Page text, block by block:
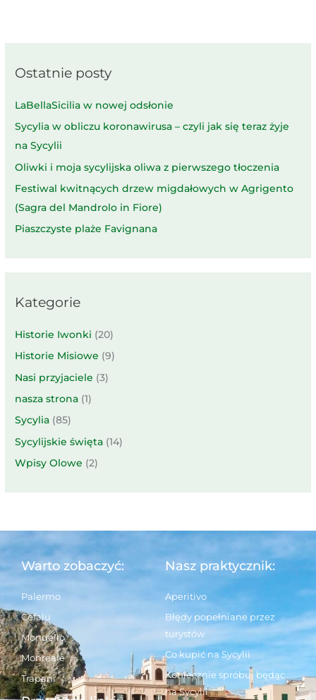
Ostatnie posty
LaBellaSicilia w nowej odsłonie
Sycylia w obliczu koronawirusa – czyli jak się teraz żyje
na Sycylii
Oliwki i moja sycylijska oliwa z pierwszego tłoczenia
Festiwal kwitnących drzew migdałowych w Agrigento
(Sagra del Mandrolo in Fiore)
Piaszczyste plaże Favignana
Kategorie
Historie Iwonki (20)
Historie Misiowe (9)
Nasi przyjaciele (3)
nasza strona (1)
Sycylia (85)
Sycylijskie święta (14)
Wpisy Olowe (2)
Warto zobaczyć:
Palermo
Cefalu
Mondello
Monreale
Trapani
Nasz praktycznik:
Aperitivo
Błędy popełniane przez
turystów
Co kupić na Sycylii
Koniecznie spróbuj będąc
na Sycylii